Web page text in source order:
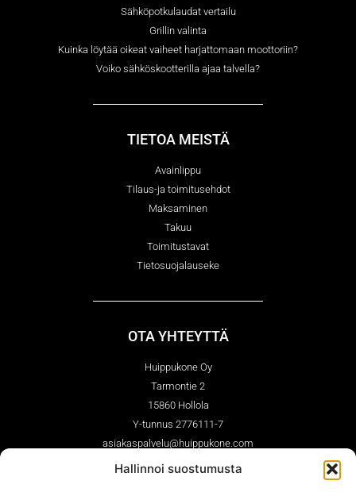
Hallinnoi suostumusta
Sähköpotkulaudat vertailu
Grillin valinta
Kuinka löytää oikeat vaiheet harjattomaan moottoriin?
Voiko sähköskootterilla ajaa talvella?
TIETOA MEISTÄ
Avainlippu
Tilaus-ja toimitusehdot
Maksaminen
Takuu
Toimitustavat
Tietosuojalauseke
OTA YHTEYTTÄ
Huippukone Oy
Tarmontie 2
15860 Hollola
Y-tunnus 2776111-7
asiakaspalvelu@huippukone.com
03-7561210 (ark. 9.00-14.00)